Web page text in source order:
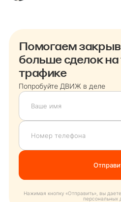
Помогаем
больше сделок
трафике
Попробуйте ДВИЖ в деле
Нажимая кнопку «Отправить», вы
персональных